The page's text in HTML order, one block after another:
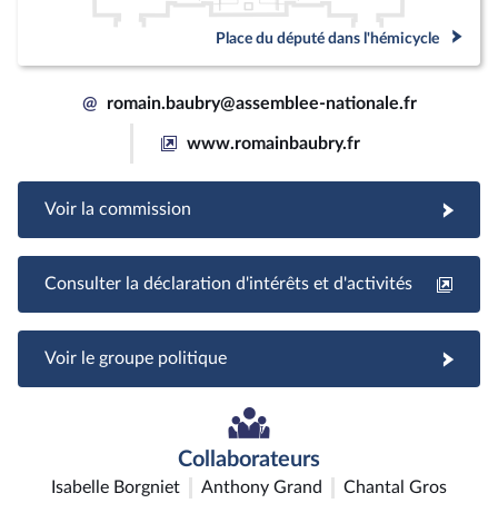
Place du député dans l'hémicycle
@ romain.baubry@assemblee-nationale.fr
www.romainbaubry.fr
Voir la commission
Consulter la déclaration d'intérêts et d'activités
Voir le groupe politique
Collaborateurs
Isabelle Borgniet Anthony Grand Chantal Gros